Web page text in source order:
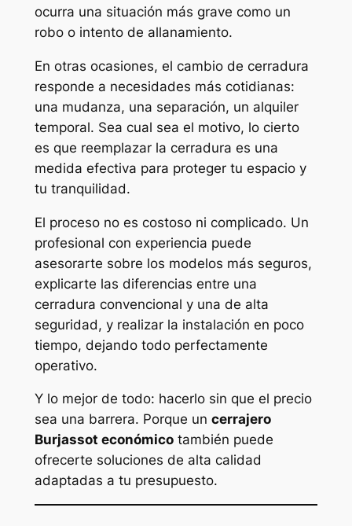
ocurra una situación más grave como un
robo o intento de allanamiento.
En otras ocasiones, el cambio de cerradura
responde a necesidades más cotidianas:
una mudanza, una separación, un alquiler
temporal. Sea cual sea el motivo, lo cierto
es que reemplazar la cerradura es una
medida efectiva para proteger tu espacio y
tu tranquilidad.
El proceso no es costoso ni complicado. Un
profesional con experiencia puede
asesorarte sobre los modelos más seguros,
explicarte las diferencias entre una
cerradura convencional y una de alta
seguridad, y realizar la instalación en poco
tiempo, dejando todo perfectamente
operativo.
Y lo mejor de todo: hacerlo sin que el precio
sea una barrera. Porque un cerrajero
Burjassot económicotambién puede
ofrecerte soluciones de alta calidad
adaptadas a tu presupuesto.